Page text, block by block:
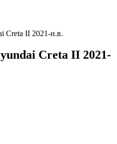
Creta II 2021-н.в.
Creta II 2021-